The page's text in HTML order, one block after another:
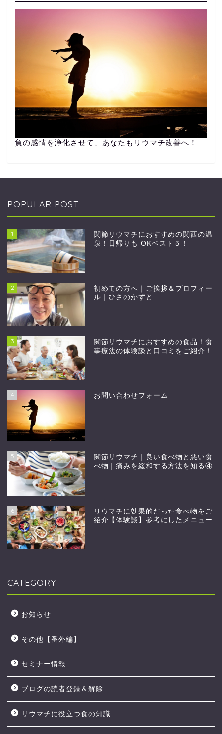
負の感情を浄化させて、あなたもリウマチ改善へ！
POPULAR POST
1
関節リウマチにおすすめの関西の温
泉！日帰りも OKベスト５！
2
初めての方へ｜ご挨拶＆プロフィー
ル｜ひさのかずと
3
関節リウマチにおすすめの食品！食
事療法の体験談と口コミをご紹介！
4 お問い合わせフォーム
5
関節リウマチ｜良い食べ物と悪い食
べ物｜痛みを緩和する方法を知る④
6
リウマチに効果的だった食べ物をご
紹介【体験談】参考にしたメニュー
CATEGORY
お知らせ
その他【番外編】
セミナー情報
ブログの読者登録＆解除
リウマチに役立つ食の知識